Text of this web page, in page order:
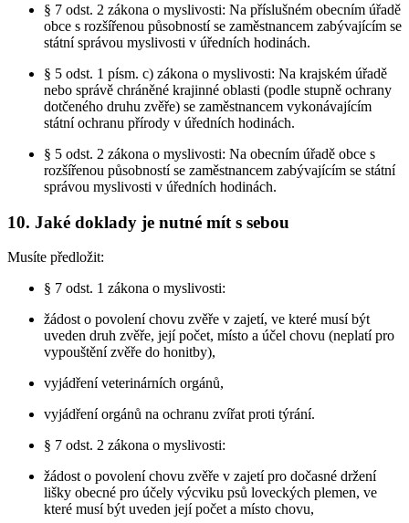
§ 7 odst. 2 zákona o myslivosti: Na příslušném obecním úřadě
obce s rozšířenou působností se zaměstnancem zabývajícím se
státní správou myslivosti v úředních hodinách.
§ 5 odst. 1 písm. c) zákona o myslivosti: Na krajském úřadě
nebo správě chráněné krajinné oblasti (podle stupně ochrany
dotčeného druhu zvěře) se zaměstnancem vykonávajícím
státní ochranu přírody v úředních hodinách.
§ 5 odst. 2 zákona o myslivosti: Na obecním úřadě obce s
rozšířenou působností se zaměstnancem zabývajícím se státní
správou myslivosti v úředních hodinách.
10. Jaké doklady je nutné mít s sebou
Musíte předložit:
§ 7 odst. 1 zákona o myslivosti:
žádost o povolení chovu zvěře v zajetí, ve které musí být
uveden druh zvěře, její počet, místo a účel chovu (neplatí pro
vypouštění zvěře do honitby),
vyjádření veterinárních orgánů,
vyjádření orgánů na ochranu zvířat proti týrání.
§ 7 odst. 2 zákona o myslivosti:
žádost o povolení chovu zvěře v zajetí pro dočasné držení
lišky obecné pro účely výcviku psů loveckých plemen, ve
které musí být uveden její počet a místo chovu,